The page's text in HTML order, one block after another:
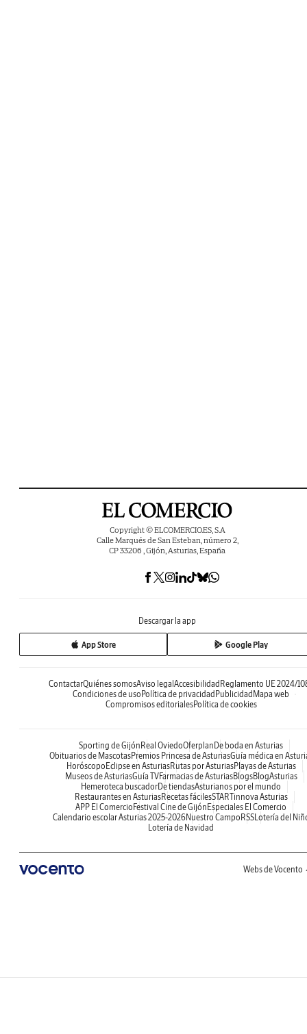
Copyright © ELCOMERCIO.ES, S.A
Calle Marqués de San Esteban, número 2,
CP 33206 , Gijón, Asturias, España
Descargar la app
App Store Google Play
ContactarQuiénes somosAviso legal Accesibilidad Reglamento UE 2024/
Condiciones de uso Política de privacidad Publicidad Mapa web
Compromisos editorialesPolítica de cookies
Sporting de Gijón Real OviedoOferplan De boda en Asturias
Obituarios de MascotasPremios Princesa de AsturiasGuía médica en
Horóscopo Eclipse en AsturiasRutas por AsturiasPlayas de Asturias
Museos de AsturiasGuía TVFarmacias de AsturiasBlogsBlogAsturias
Hemeroteca buscadorDe tiendasAsturianos por el mundo
Restaurantes en AsturiasRecetas fácilesSTARTinnova Asturias
APP El Comercio Festival Cine de Gijón Especiales El Comercio
Calendario escolar Asturias 2025-2026Nuestro Campo RSSLotería del
Lotería de Navidad
Webs de Vocento